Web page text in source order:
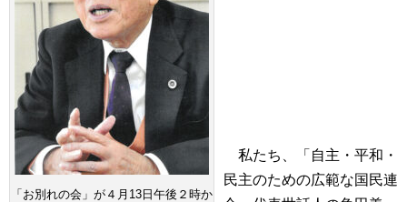
「お別れの会」が４月13日午後２時か
私たち、「自主・平和・
民主のための広範な国民連